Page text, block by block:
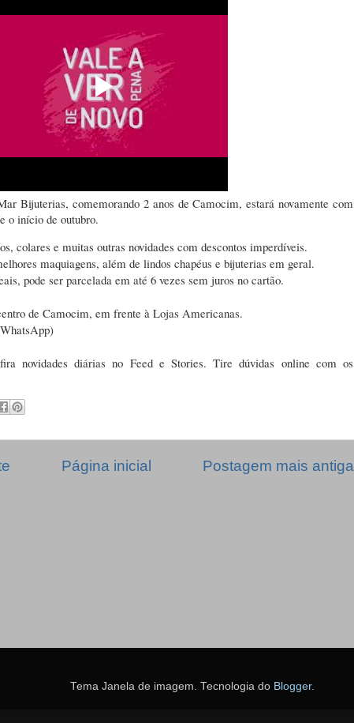
Bijuterias, comemorando 2 anos de Camocim, estará novamente com
o início de outubro.
colares e muitas outras novidades com descontos imperdíveis.
maquiagens, além de lindos chapéus e bijuterias em geral.
pode ser parcelada em até 6 vezes sem juros no cartão.
de Camocim, em frente à Lojas Americanas.
novidades diárias no Feed e Stories. Tire dúvidas online com os
Postagem mais antiga
Página inicial
Tema Janela de imagem. Tecnologia do Blogger.